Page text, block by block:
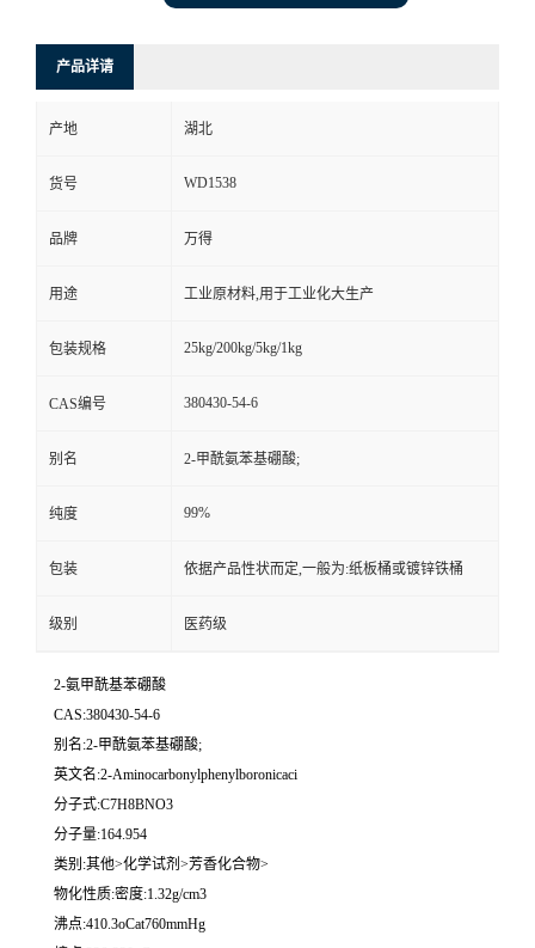
产品详请
产地 湖北
货号 WD1538
品牌 万得
用途 工业原材料,用于工业化大生产
包装规格 25kg/200kg/5kg/1kg
CAS编号 380430-54-6
别名 2-甲酰氨苯基硼酸;
纯度 99%
包装 依据产品性状而定,一般为:纸板桶或镀锌铁桶
级别 医药级
2-氨甲酰基苯硼酸
CAS:380430-54-6
别名:2-甲酰氨苯基硼酸;
英文名:2-Aminocarbonylphenylboronicaci
分子式:C7H8BNO3
分子量:164.954
类别:其他>化学试剂>芳香化合物>
物化性质:密度:1.32g/cm3
沸点:410.3oCat760mmHg